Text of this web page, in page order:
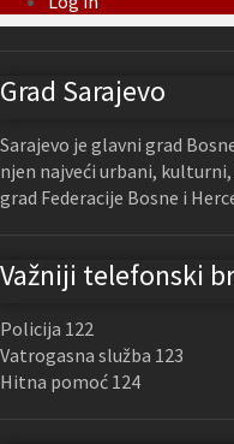
Grad Sarajevo
Sarajevo je glavni grad
njen najveći urbani,
grad Federacije Bosne i
Važniji telefonski
Policija 122
Vatrogasna služba 123
Hitna pomoć 124